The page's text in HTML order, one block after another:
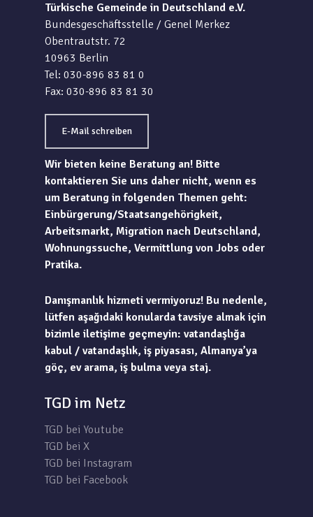
Türkische Gemeinde in Deutschland e.V.
Bundesgeschäftsstelle / Genel Merkez
Obentrautstr. 72
10963 Berlin
Tel: 030-896 83 81 0
Fax: 030-896 83 81 30
E-Mail schreiben
Wir bieten keine Beratung an! Bitte
kontaktieren Sie uns daher nicht, wenn es
um Beratung in folgenden Themen geht:
Einbürgerung/Staatsangehörigkeit,
Arbeitsmarkt, Migration nach Deutschland,
Wohnungssuche, Vermittlung von Jobs oder
Pratika.
Danışmanlık hizmeti vermiyoruz! Bu nedenle,
lütfen aşağıdaki konularda tavsiye almak için
bizimle iletişime geçmeyin: vatandaşlığa
kabul / vatandaşlık, iş piyasası, Almanya’ya
göç, ev arama, iş bulma veya staj.
TGD im Netz
TGD bei Youtube
TGD bei X
TGD bei Instagram
TGD bei Facebook